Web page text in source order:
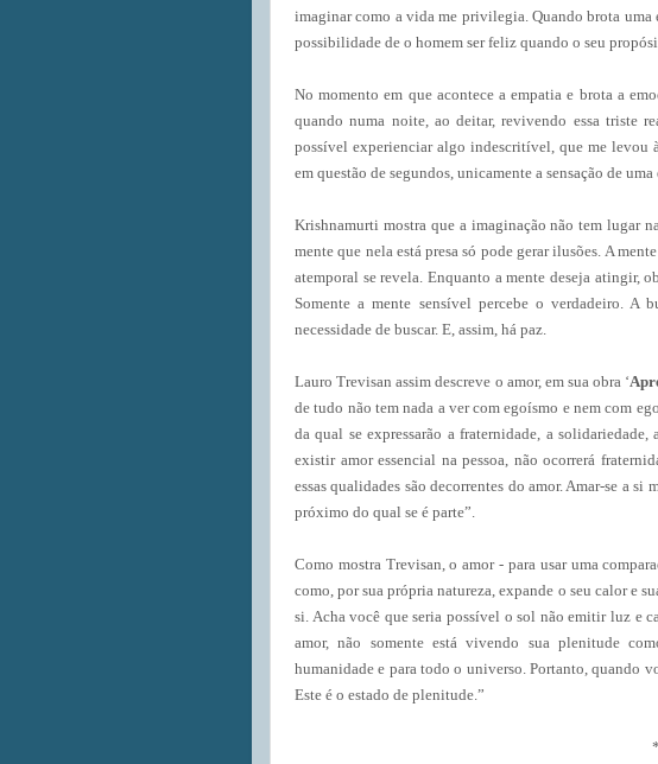
imaginar como a vida me privilegia. Quando brota uma
possibilidade de o homem ser feliz quando o seu
No momento em que acontece a empatia e brota a
quando numa noite, ao deitar, revivendo essa triste
possível experienciar algo indescritível, que me levou
em questão de segundos, unicamente a sensação de
Krishnamurti mostra que a imaginação não tem lugar
mente que nela está presa só pode gerar ilusões. A
atemporal se revela. Enquanto a mente deseja atingir,
Somente a mente sensível percebe o verdadeiro. A
necessidade de buscar. E, assim, há paz.
Lauro Trevisan assim descreve o amor, em sua obra ‘
de tudo não tem nada a ver com egoísmo e nem com
da qual se expressarão a fraternidade, a
existir amor essencial na pessoa, não ocorrerá
essas qualidades são decorrentes do amor. Amar-se a
próximo do qual se é parte”.
Como mostra Trevisan, o amor - para usar uma
como, por sua própria natureza, expande o seu calor e
si. Acha você que seria possível o sol não emitir luz e
amor, não somente está vivendo sua plenitude
humanidade e para todo o universo. Portanto, quando
Este é o estado de plenitude.”